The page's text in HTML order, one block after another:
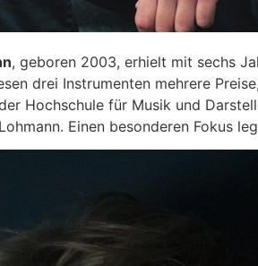
, geboren 2003, erhielt mit sechs
drei Instrumenten mehrere
Hochschule für Musik und
Einen besonderen Fokus